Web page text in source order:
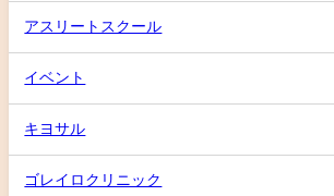
アスリートスクール
イベント
キヨサル
ゴレイロクリニック